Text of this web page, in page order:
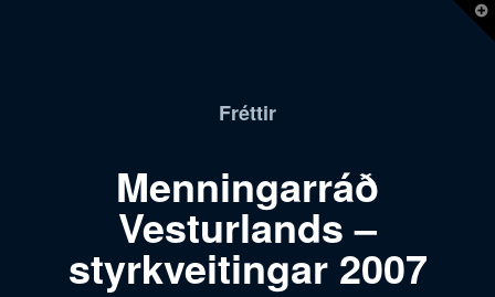
Fréttir
Menningarráð
Vesturlands –
styrkveitingar 2007